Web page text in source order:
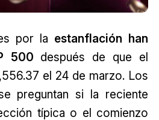
por la estanflación han
500 después de que el
el 24 de marzo. Los
preguntan si la reciente
típica o el comienzo